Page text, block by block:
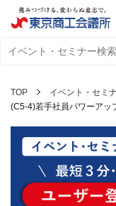
TOP イベント・セミ
(C5-4)若手社員パワーアッ